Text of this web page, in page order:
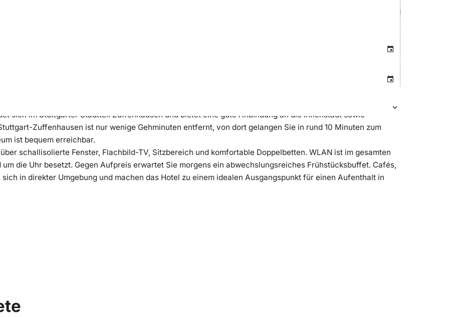
sich im Stuttgarter Stadtteil Zuffenhausen und bietet eine gute Anbindung an die Innenstadt sowie
Zuffenhausen ist nur wenige Gehminuten entfernt, von dort gelangen Sie in rund 10 Minuten zum
ist bequem erreichbar.
schallisolierte Fenster, Flachbild-TV, Sitzbereich und komfortable Doppelbetten. WLAN ist im gesamten
die Uhr besetzt. Gegen Aufpreis erwartet Sie morgens ein abwechslungsreiches Frühstücksbuffet. Cafés,
in direkter Umgebung und machen das Hotel zu einem idealen Ausgangspunkt für einen Aufenthalt in